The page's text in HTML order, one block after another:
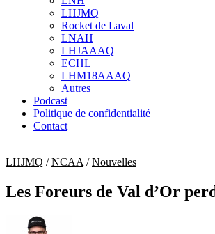
menu
LHJMQ
Rocket de Laval
LNAH
LHJAAAQ
ECHL
LHM18AAAQ
Autres
Podcast
Politique de confidentialité
Contact
LHJMQ /NCAA /Nouvelles
Les Foreurs de Val d’Or